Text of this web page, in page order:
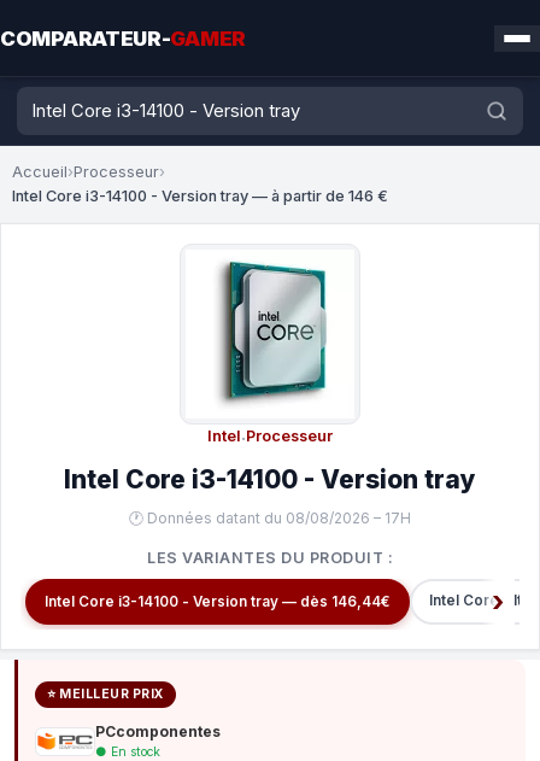
COMPARATEUR-GAMER
Accueil›Processeur›
Intel Core i3-14100 - Version tray — à partir de 146 €
Intel·Processeur
Intel Core i3-14100 - Version tray
🕐 Données datant du 08/08/2026 – 17H
LES VARIANTES DU PRODUIT :
Intel Core i3-14100 - Version tray — dès 146,44€ Intel Core
⭐ MEILLEUR PRIX
PCcomponentes
● En stock